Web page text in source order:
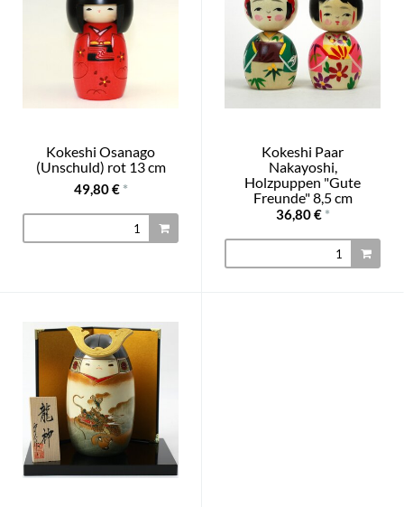
Kokeshi Osanago
(Unschuld) rot 13 cm
49,80 € *
Kokeshi Paar
Nakayoshi,
Holzpuppen "Gute
Freunde" 8,5 cm
36,80 € *